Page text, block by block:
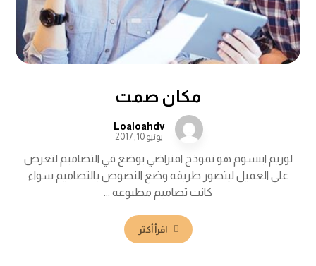
مكان صمت
Loaloahdv
يونيو 10, 2017
لوريم ايبسوم هو نموذج افتراضي يوضع في التصاميم لتعرض
على العميل ليتصور طريقه وضع النصوص بالتصاميم سواء
كانت تصاميم مطبوعه ...
اقرأ أكثر